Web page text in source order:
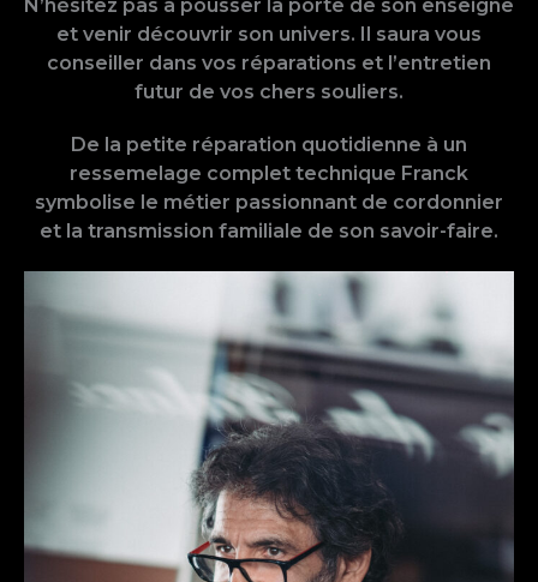
N’hésitez pas à pousser la porte de son enseigne
et venir découvrir son univers. Il saura vous
conseiller dans vos réparations et l’entretien
futur de vos chers souliers.
De la petite réparation quotidienne à un
ressemelage complet technique Franck
symbolise le métier passionnant de cordonnier
et la transmission familiale de son savoir-faire.